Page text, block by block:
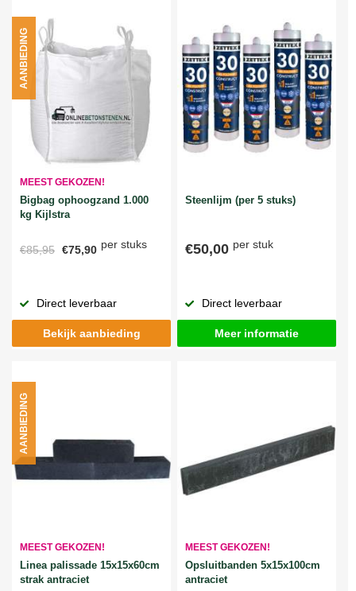
MEEST GEKOZEN!
Bigbag ophoogzand 1.000
kg Kijlstra
€85,95 €75,90 per stuks
AANBIEDING
Direct leverbaar
Bekijk aanbieding
Steenlijm (per 5 stuks)
€50,00 per stuk
Direct leverbaar
Meer informatie
MEEST GEKOZEN!
Linea palissade 15x15x60cm
strak antraciet
AANBIEDING
MEEST GEKOZEN!
Opsluitbanden 5x15x100cm
antraciet